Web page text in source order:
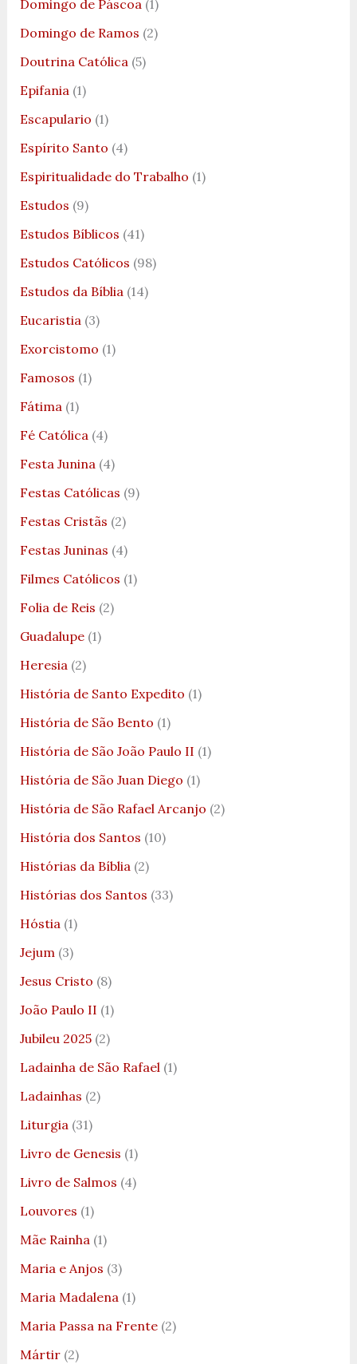
Domingo de Páscoa(1)
Domingo de Ramos (2)
Doutrina Católica(5)
Epifania(1)
Escapulario (1)
Espírito Santo (4)
Espiritualidade do Trabalho (1)
Estudos (9)
Estudos Bíblicos (41)
Estudos Católicos (98)
Estudos da Bíblia(14)
Eucaristia(3)
Exorcistomo (1)
Famosos (1)
Fátima(1)
Fé Católica(4)
Festa Junina(4)
Festas Católicas (9)
Festas Cristãs (2)
Festas Juninas (4)
Filmes Católicos (1)
Folia de Reis (2)
Guadalupe(1)
Heresia(2)
História de Santo Expedito (1)
História de São Bento (1)
História de São João Paulo II (1)
História de São Juan Diego (1)
História de São Rafael Arcanjo (2)
História dos Santos (10)
Histórias da Bíblia(2)
Histórias dos Santos (33)
Hóstia(1)
Jejum(3)
Jesus Cristo (8)
João Paulo II (1)
Jubileu 2025(2)
Ladainha de São Rafael(1)
Ladainhas (2)
Liturgia(31)
Livro de Genesis (1)
Livro de Salmos (4)
Louvores (1)
Mãe Rainha(1)
Maria e Anjos (3)
Maria Madalena(1)
Maria Passa na Frente(2)
Mártir(2)